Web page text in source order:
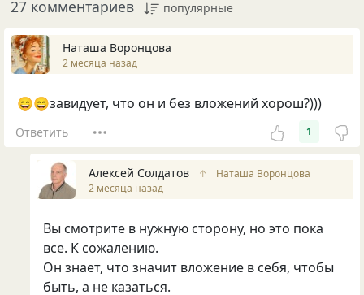
27 комментариев популярные
Наташа Воронцова
2 месяца назад
😄😄завидует, что он и без вложений хорош?)))
Ответить 1
Алексей Солдатов ↑
Наташа Воронцова
2 месяца назад
Вы смотрите в нужную сторону, но это пока
все. К сожалению.
Он знает, что значит вложение в себя, чтобы
быть, а не казаться.